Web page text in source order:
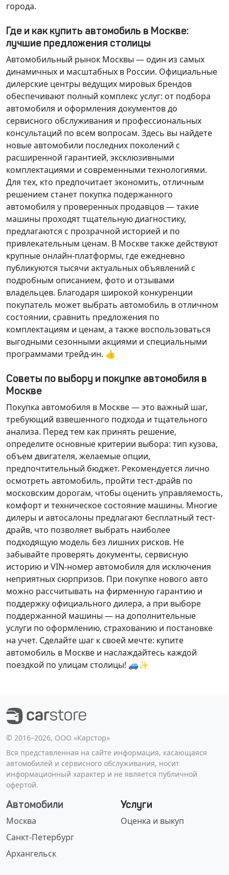
города.
Где и как купить автомобиль в Москве:
лучшие предложения столицы
Автомобильный рынок Москвы — один из самых
динамичных и масштабных в России. Официальные
дилерские центры ведущих мировых брендов
обеспечивают полный комплекс услуг: от подбора
автомобиля и оформления документов до
сервисного обслуживания и профессиональных
консультаций по всем вопросам. Здесь вы найдете
новые автомобили последних поколений с
расширенной гарантией, эксклюзивными
комплектациями и современными технологиями.
Для тех, кто предпочитает экономить, отличным
решением станет покупка подержанного
автомобиля у проверенных продавцов — такие
машины проходят тщательную диагностику,
предлагаются с прозрачной историей и по
привлекательным ценам. В Москве также действуют
крупные онлайн-платформы, где ежедневно
публикуются тысячи актуальных объявлений с
подробным описанием, фото и отзывами
владельцев. Благодаря широкой конкуренции
покупатель может выбрать автомобиль в отличном
состоянии, сравнить предложения по
комплектациям и ценам, а также воспользоваться
выгодными сезонными акциями и специальными
программами трейд-ин. 👍
Советы по выбору и покупке автомобиля в
Москве
Покупка автомобиля в Москве — это важный шаг,
требующий взвешенного подхода и тщательного
анализа. Перед тем как принять решение,
определите основные критерии выбора: тип кузова,
объем двигателя, желаемые опции,
предпочтительный бюджет. Рекомендуется лично
осмотреть автомобиль, пройти тест-драйв по
московским дорогам, чтобы оценить управляемость,
комфорт и техническое состояние машины. Многие
дилеры и автосалоны предлагают бесплатный тест-
драйв, что позволяет выбрать наиболее
подходящую модель без лишних рисков. Не
забывайте проверять документы, сервисную
историю и VIN-номер автомобиля для исключения
неприятных сюрпризов. При покупке нового авто
можно рассчитывать на фирменную гарантию и
поддержку официального дилера, а при выборе
поддержанной машины — на дополнительные
услуги по оформлению, страхованию и постановке
на учет. Сделайте шаг к своей мечте: купите
автомобиль в Москве и наслаждайтесь каждой
поездкой по улицам столицы! 🚙✨
©️ 2016–2026, ООО «Карстор»
Вся представленная на сайте информация, касающаяся
автомобилей и сервисного обслуживания, носит
информационный характер и не является публичной
офертой.
Автомобили
Москва
Санкт-Петербург
Архангельск
Услуги
Оценка и выкуп